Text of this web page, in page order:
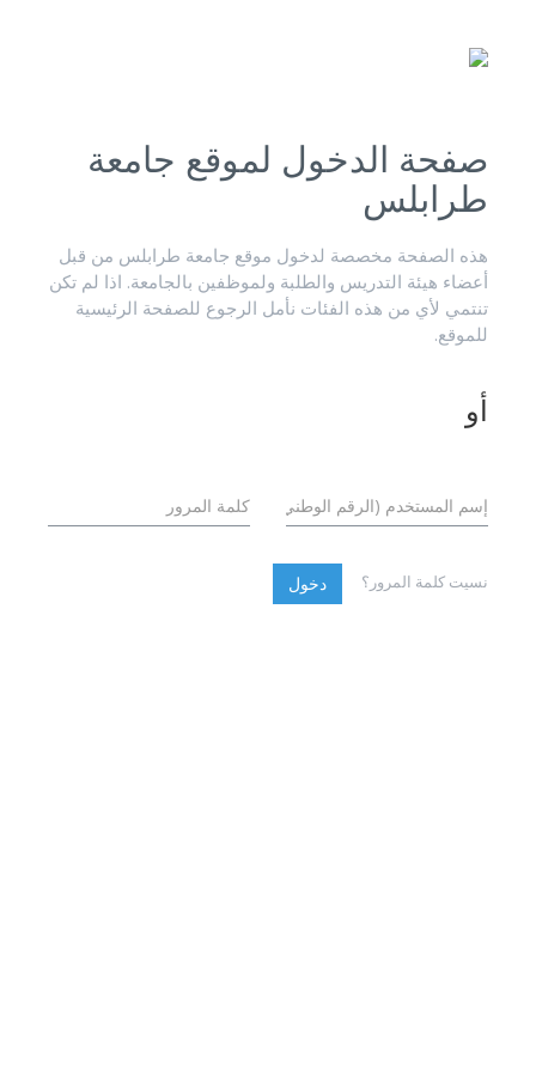
صفحة الدخول لموقع جامعة
طرابلس
هذه الصفحة مخصصة لدخول موقع جامعة طرابلس من قبل
أعضاء هيئة التدريس والطلبة ولموظفين بالجامعة. اذا لم تكن
تنتمي لأي من هذه الفئات نأمل الرجوع للصفحة الرئيسية
للموقع.
أو
نسيت كلمة المرور؟ دخول